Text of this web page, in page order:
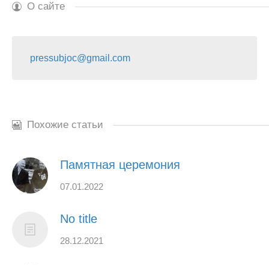
О сайте
pressubjoc@gmail.com
Похожие статьи
Памятная церемония
07.01.2022
No title
28.12.2021